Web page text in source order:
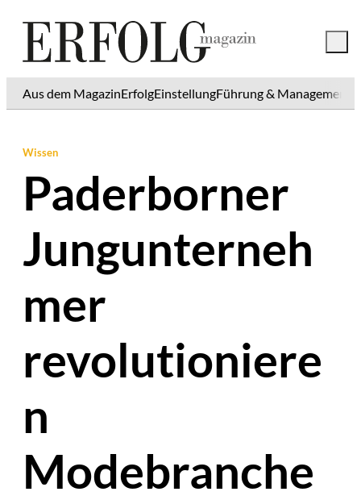
Aus dem MagazinErfolgEinstellungFührung & Management
Wissen
Paderborner
Jungunterneh
mer
revolutioniere
n
Modebranche